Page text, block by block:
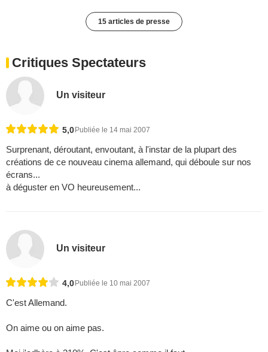
15 articles de presse
Critiques Spectateurs
Un visiteur
5,0 Publiée le 14 mai 2007
Surprenant, déroutant, envoutant, à l'instar de la plupart des
créations de ce nouveau cinema allemand, qui déboule sur nos
écrans...
à déguster en VO heureusement...
Un visiteur
4,0 Publiée le 10 mai 2007
C'est Allemand.
On aime ou on aime pas.